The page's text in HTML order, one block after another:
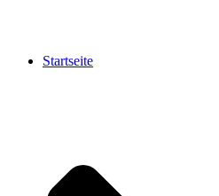
Startseite